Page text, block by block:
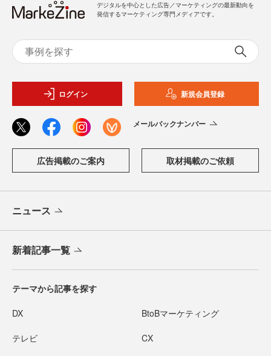
デジタルを中心とした広告／マーケティングの最新動向を
発信するマーケティング専門メディアです。
ログイン 新規会員登録
メールバックナンバー
広告掲載のご案内 取材掲載のご依頼
ニュース
新着記事一覧
テーマから記事を探す
DX BtoBマーケティング
テレビ CX